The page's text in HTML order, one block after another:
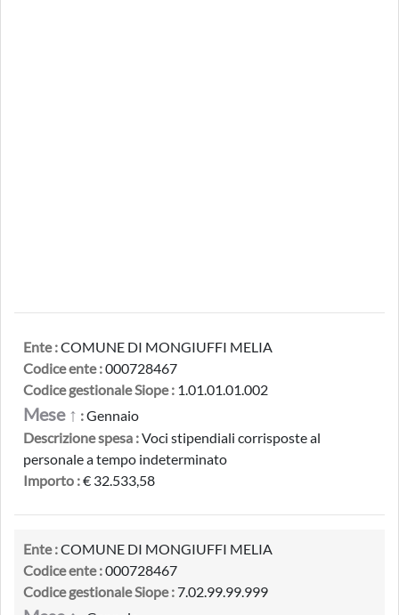
Ente :COMUNE DI MONGIUFFI MELIA
Codice ente :000728467
Codice gestionale Siope : 1.01.01.01.002
Mese ↑ :Gennaio
Descrizione spesa :Voci stipendiali corrisposte al
personale a tempo indeterminato
Importo :€ 32.533,58
Ente :COMUNE DI MONGIUFFI MELIA
Codice ente :000728467
Codice gestionale Siope :7.02.99.99.999